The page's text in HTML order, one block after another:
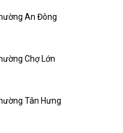
An Đông
Chợ Lớn
Tân Hưng